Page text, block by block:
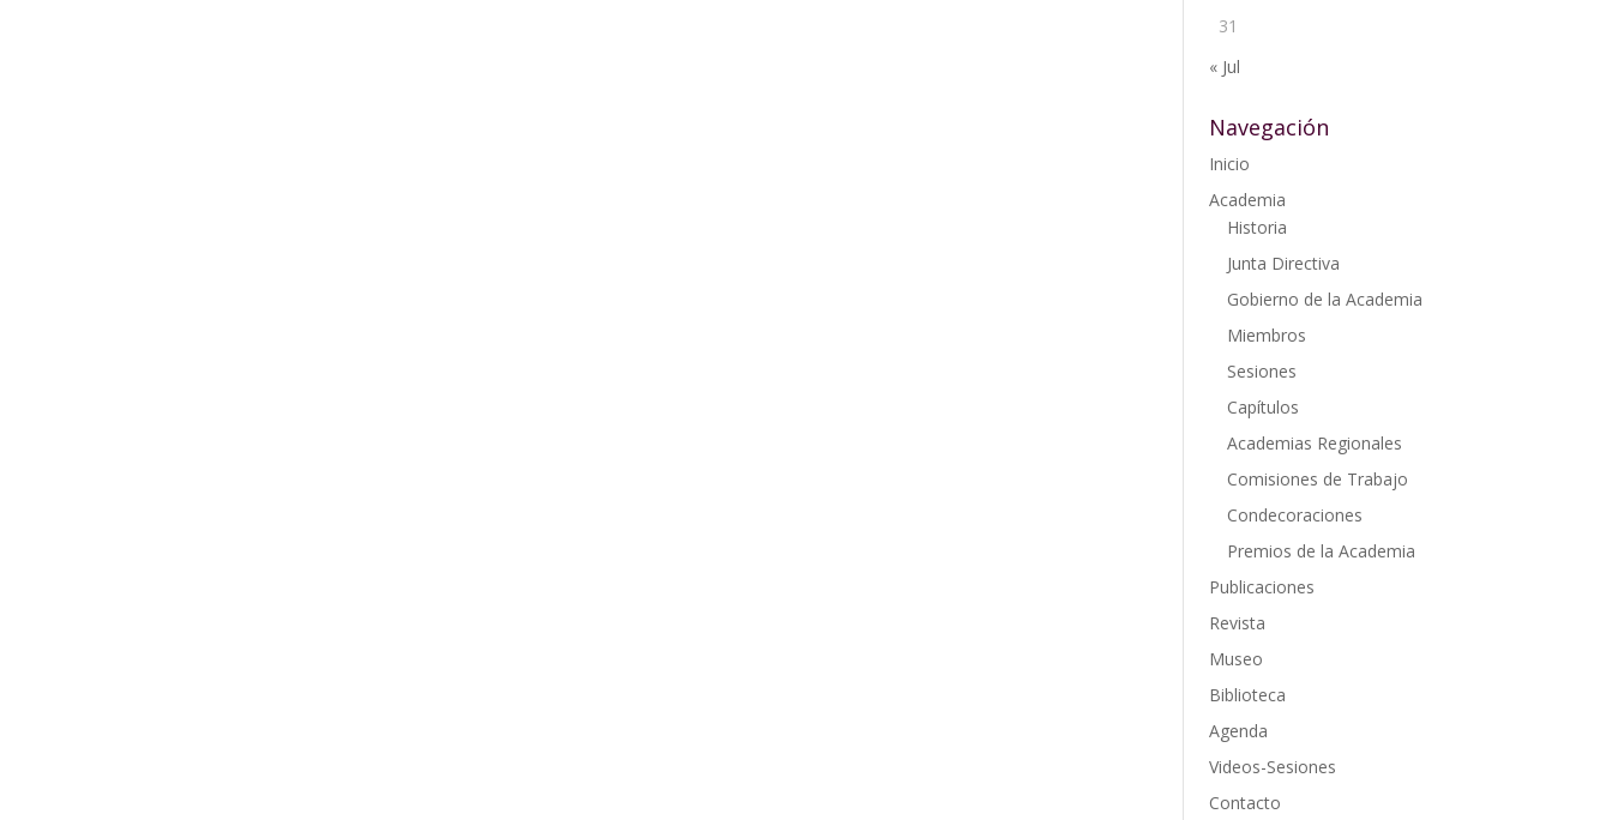
31
« Jul
Navegación
Inicio
Academia
Historia
Junta Directiva
Gobierno de la Academia
Miembros
Sesiones
Capítulos
Academias Regionales
Comisiones de Trabajo
Condecoraciones
Premios de la Academia
Publicaciones
Revista
Museo
Biblioteca
Agenda
Videos-Sesiones
Contacto